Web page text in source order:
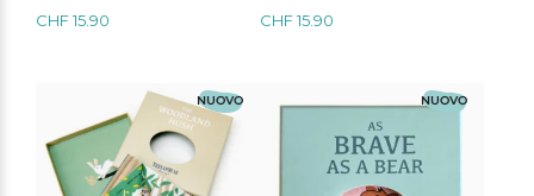
CHF15.90
CHF15.90
NUOVO NUOVO